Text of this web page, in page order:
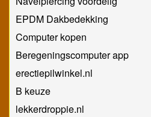
EPDM Dakbedekking
Computer kopen
Beregeningscomputer app
erectiepilwinkel.nl
B keuze
lekkerdroppie.nl